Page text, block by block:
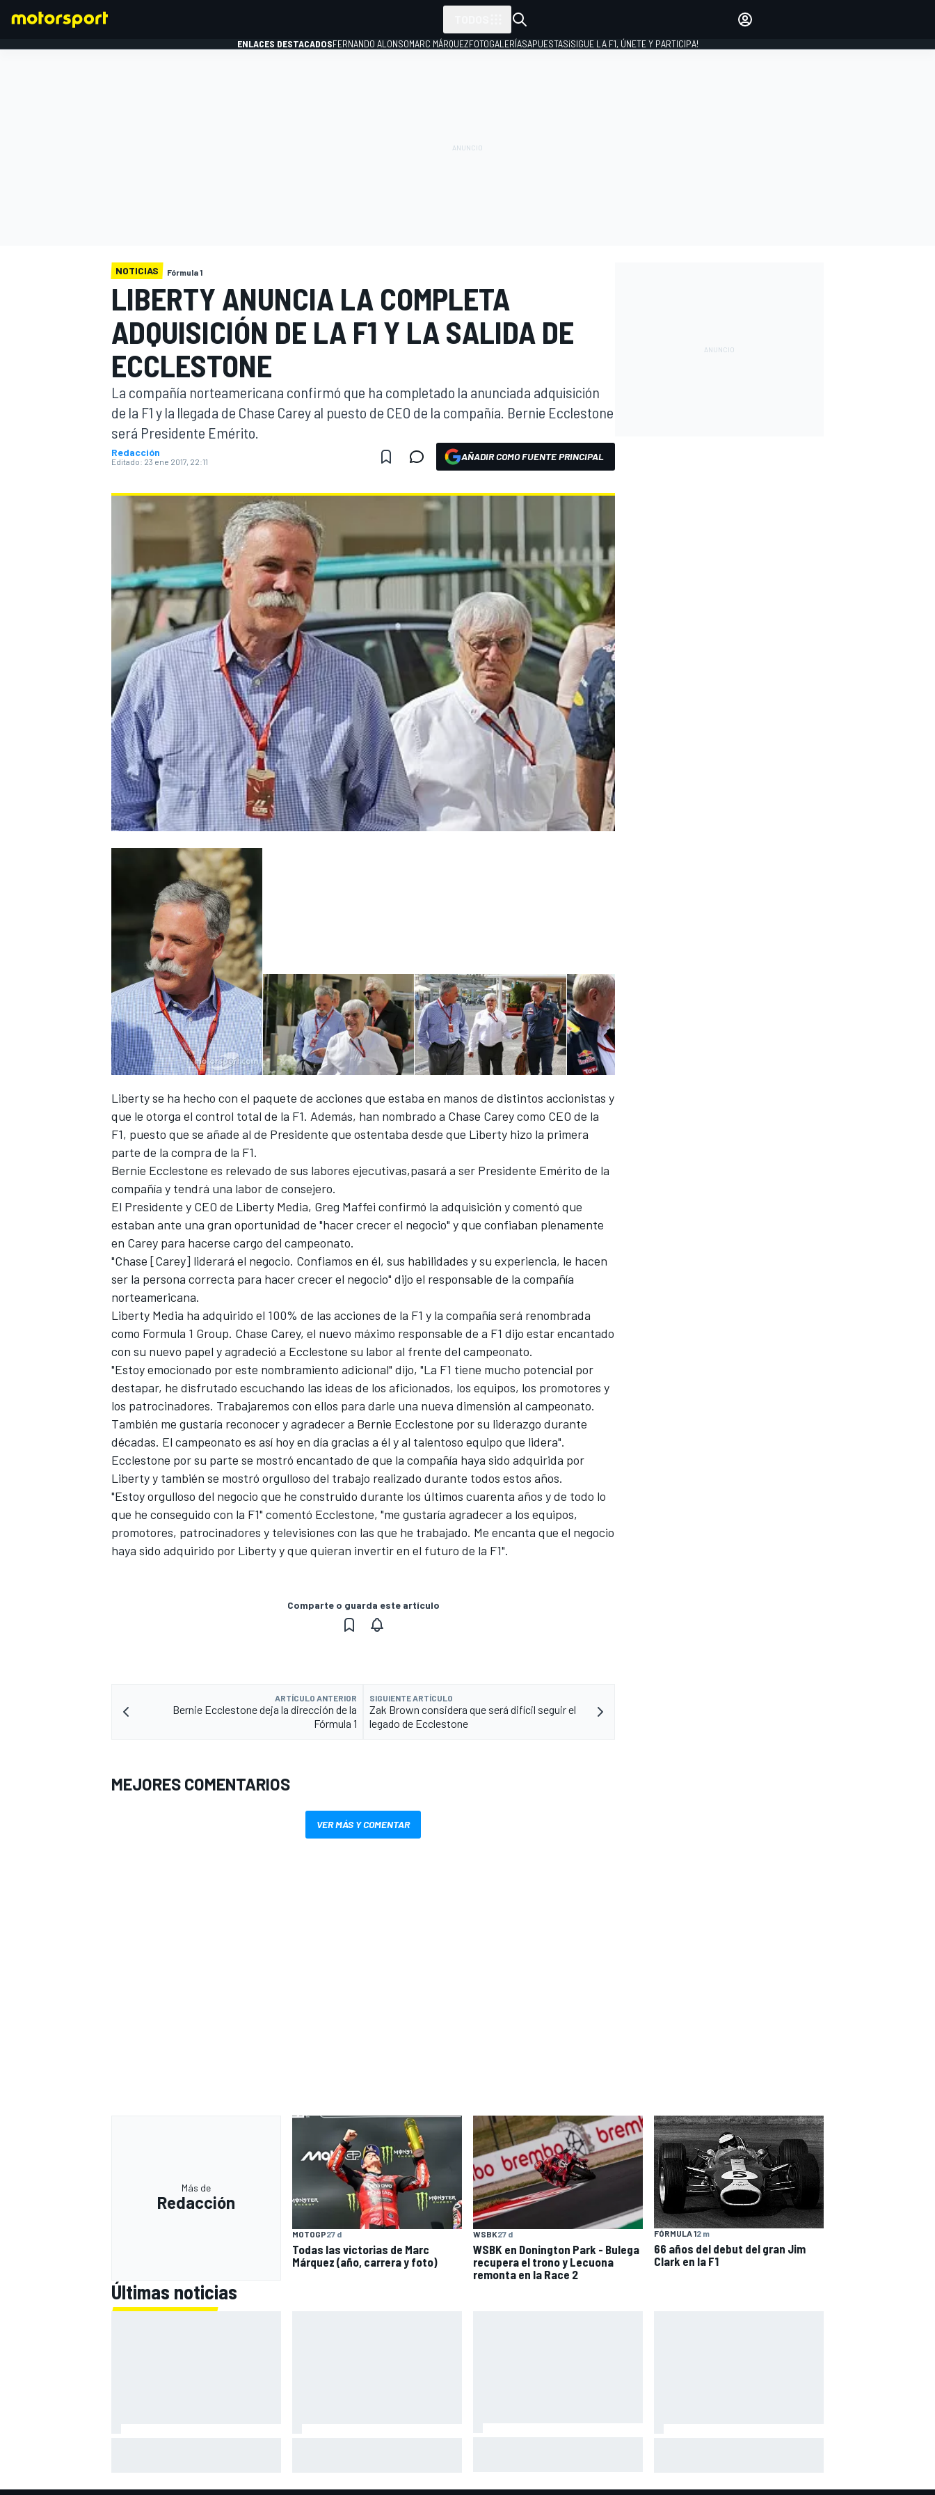
FÓRMULA E
MÁS CATEGORÍAS
ENLACES DESTACADOSFERNANDO ALONSOMARC MÁRQUEZFOTOGALERÍASAPUESTAS¡SIGUE LA F1, ÚNETE Y PARTICIPA!
NOTICIAS Fórmula 1
LIBERTY ANUNCIA LA COMPLETA
ADQUISICIÓN DE LA F1 Y LA SALIDA DE
ECCLESTONE
La compañía norteamericana confirmó que ha completado la anunciada adquisición
de la F1 y la llegada de Chase Carey al puesto de CEO de la compañía. Bernie Ecclestone
será Presidente Emérito.
Redacción
Editado: 23 ene 2017, 22:11 AÑADIR COMO FUENTE PRINCIPAL
Liberty se ha hecho con el paquete de acciones que estaba en manos de distintos accionistas y
que le otorga el control total de la F1. Además, han nombrado a Chase Carey como CEO de la
F1, puesto que se añade al de Presidente que ostentaba desde que Liberty hizo la primera
parte de la compra de la F1.
Bernie Ecclestone es relevado de sus labores ejecutivas,pasará a ser Presidente Emérito de la
compañía y tendrá una labor de consejero.
El Presidente y CEO de Liberty Media, Greg Maffei confirmó la adquisición y comentó que
estaban ante una gran oportunidad de "hacer crecer el negocio" y que confiaban plenamente
en Carey para hacerse cargo del campeonato.
"Chase [Carey] liderará el negocio. Confiamos en él, sus habilidades y su experiencia, le hacen
ser la persona correcta para hacer crecer el negocio" dijo el responsable de la compañía
norteamericana.
Liberty Media ha adquirido el 100% de las acciones de la F1 y la compañía será renombrada
como Formula 1 Group. Chase Carey, el nuevo máximo responsable de a F1 dijo estar encantado
con su nuevo papel y agradeció a Ecclestone su labor al frente del campeonato.
"Estoy emocionado por este nombramiento adicional" dijo, "La F1 tiene mucho potencial por
destapar, he disfrutado escuchando las ideas de los aficionados, los equipos, los promotores y
los patrocinadores. Trabajaremos con ellos para darle una nueva dimensión al campeonato.
También me gustaría reconocer y agradecer a Bernie Ecclestone por su liderazgo durante
décadas. El campeonato es así hoy en día gracias a él y al talentoso equipo que lidera".
Ecclestone por su parte se mostró encantado de que la compañía haya sido adquirida por
Liberty y también se mostró orgulloso del trabajo realizado durante todos estos años.
"Estoy orgulloso del negocio que he construido durante los últimos cuarenta años y de todo lo
que he conseguido con la F1" comentó Ecclestone, "me gustaría agradecer a los equipos,
promotores, patrocinadores y televisiones con las que he trabajado. Me encanta que el negocio
haya sido adquirido por Liberty y que quieran invertir en el futuro de la F1".
Comparte o guarda este artículo
ARTÍCULO ANTERIOR
Bernie Ecclestone deja la dirección de la
Fórmula 1
SIGUIENTE ARTÍCULO
Zak Brown considera que será difícil seguir el
legado de Ecclestone
MEJORES COMENTARIOS
VER MÁS Y COMENTAR
Más de
Redacción
MOTOGP27 d
Todas las victorias de Marc
Márquez (año, carrera y foto)
WSBK27 d
WSBK en Donington Park - Bulega
recupera el trono y Lecuona
remonta en la Race 2
FÓRMULA 12 m
66 años del debut del gran Jim
Clark en la F1
Últimas noticias